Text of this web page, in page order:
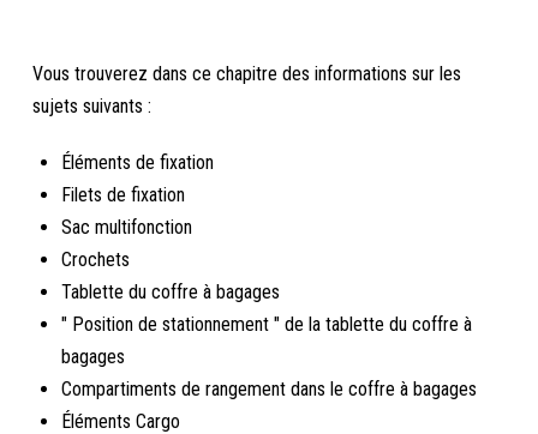
Vous trouverez dans ce chapitre des informations sur les
sujets suivants :
Éléments de fixation
Filets de fixation
Sac multifonction
Crochets
Tablette du coffre à bagages
" Position de stationnement " de la tablette du coffre à
bagages
Compartiments de rangement dans le coffre à bagages
Éléments Cargo